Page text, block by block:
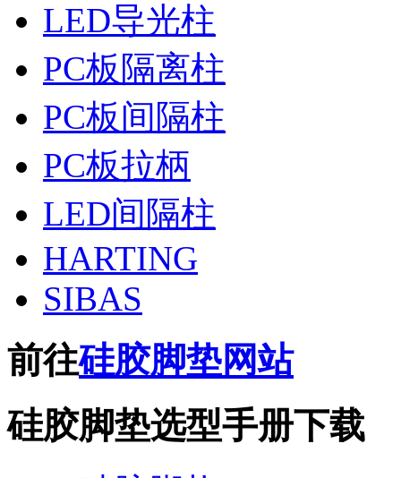
LED导光柱
PC板隔离柱
PC板间隔柱
PC板拉柄
LED间隔柱
HARTING
SIBAS
前往硅胶脚垫网站
硅胶脚垫选型手册下载